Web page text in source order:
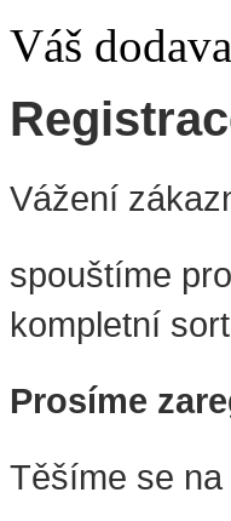
Váš
Vážení
spouštíme
kompletní
Prosíme
Těšíme se